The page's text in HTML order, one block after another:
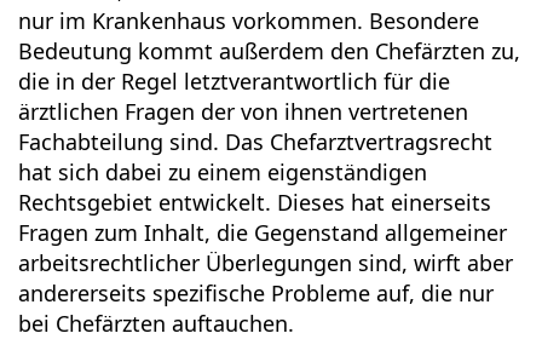
nur im Krankenhaus vorkommen. Besondere
Bedeutung kommt außerdem den Chefärzten zu,
die in der Regel letztverantwortlich für die
ärztlichen Fragen der von ihnen vertretenen
Fachabteilung sind. Das Chefarztvertragsrecht
hat sich dabei zu einem eigenständigen
Rechtsgebiet entwickelt. Dieses hat einerseits
Fragen zum Inhalt, die Gegenstand allgemeiner
arbeitsrechtlicher Überlegungen sind, wirft aber
andererseits spezifische Probleme auf, die nur
bei Chefärzten auftauchen.